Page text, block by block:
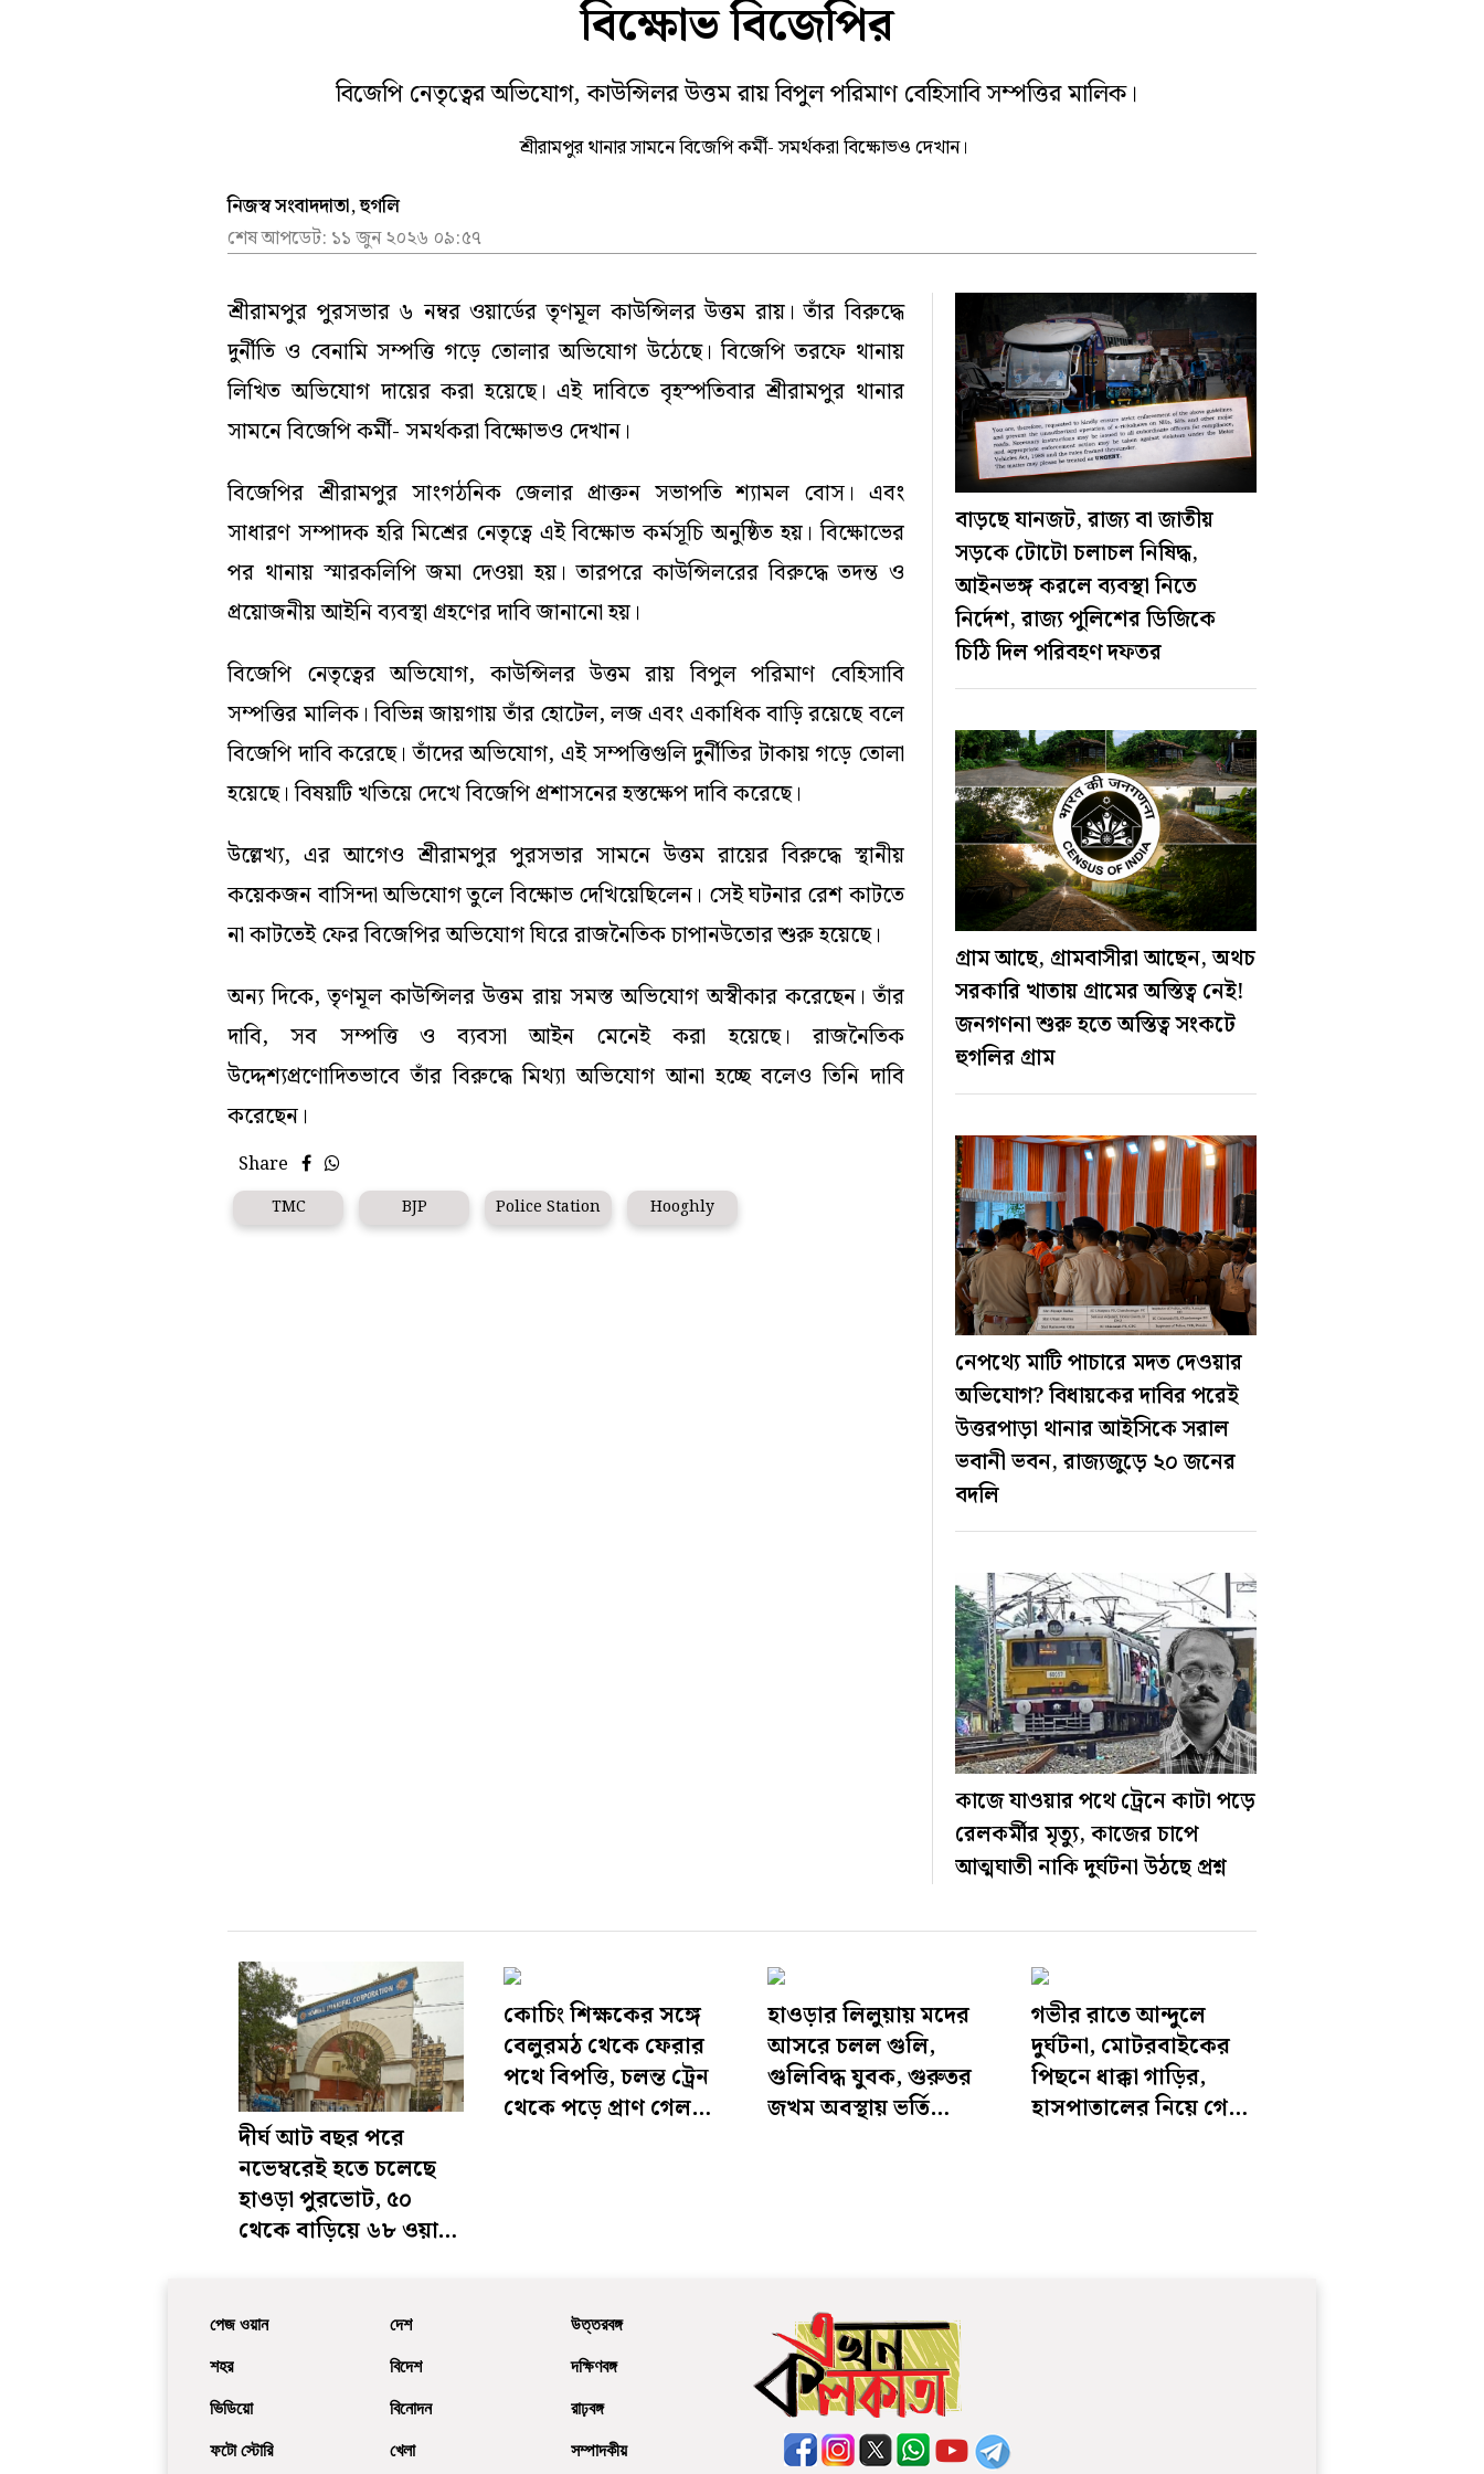
নির্বাচন ২০২৫
কোচবিহার
জলপাইগুড়ি
বিক্ষোভ বিজেপির
বিজেপি নেতৃত্বের অভিযোগ, কাউন্সিলর উত্তম রায় বিপুল পরিমাণ বেহিসাবি সম্পত্তির মালিক।
শ্রীরামপুর থানার সামনে বিজেপি কর্মী- সমর্থকরা বিক্ষোভও দেখান।
নিজস্ব সংবাদদাতা, হুগলি
শেষ আপডেট: ১১ জুন ২০২৬ ০৯:৫৭
শ্রীরামপুর পুরসভার ৬ নম্বর ওয়ার্ডের তৃণমূল কাউন্সিলর উত্তম রায়। তাঁর বিরুদ্ধে
দুর্নীতি ও বেনামি সম্পত্তি গড়ে তোলার অভিযোগ উঠেছে। বিজেপি তরফে থানায়
লিখিত অভিযোগ দায়ের করা হয়েছে। এই দাবিতে বৃহস্পতিবার শ্রীরামপুর থানার
সামনে বিজেপি কর্মী- সমর্থকরা বিক্ষোভও দেখান।
বিজেপির শ্রীরামপুর সাংগঠনিক জেলার প্রাক্তন সভাপতি শ্যামল বোস। এবং
সাধারণ সম্পাদক হরি মিশ্রের নেতৃত্বে এই বিক্ষোভ কর্মসূচি অনুষ্ঠিত হয়। বিক্ষোভের
পর থানায় স্মারকলিপি জমা দেওয়া হয়। তারপরে কাউন্সিলরের বিরুদ্ধে তদন্ত ও
প্রয়োজনীয় আইনি ব্যবস্থা গ্রহণের দাবি জানানো হয়।
বিজেপি নেতৃত্বের অভিযোগ, কাউন্সিলর উত্তম রায় বিপুল পরিমাণ বেহিসাবি
সম্পত্তির মালিক। বিভিন্ন জায়গায় তাঁর হোটেল, লজ এবং একাধিক বাড়ি রয়েছে বলে
বিজেপি দাবি করেছে। তাঁদের অভিযোগ, এই সম্পত্তিগুলি দুর্নীতির টাকায় গড়ে তোলা
হয়েছে। বিষয়টি খতিয়ে দেখে বিজেপি প্রশাসনের হস্তক্ষেপ দাবি করেছে।
উল্লেখ্য, এর আগেও শ্রীরামপুর পুরসভার সামনে উত্তম রায়ের বিরুদ্ধে স্থানীয়
কয়েকজন বাসিন্দা অভিযোগ তুলে বিক্ষোভ দেখিয়েছিলেন। সেই ঘটনার রেশ কাটতে
না কাটতেই ফের বিজেপির অভিযোগ ঘিরে রাজনৈতিক চাপানউতোর শুরু হয়েছে।
অন্য দিকে, তৃণমূল কাউন্সিলর উত্তম রায় সমস্ত অভিযোগ অস্বীকার করেছেন। তাঁর
দাবি, সব সম্পত্তি ও ব্যবসা আইন মেনেই করা হয়েছে। রাজনৈতিক
উদ্দেশ্যপ্রণোদিতভাবে তাঁর বিরুদ্ধে মিথ্যা অভিযোগ আনা হচ্ছে বলেও তিনি দাবি
করেছেন।
Share
TMC BJP Police Station Hooghly
বাড়ছে যানজট, রাজ‍্য বা জাতীয়
সড়কে টোটো চলাচল নিষিদ্ধ,
আইনভঙ্গ করলে ব‍্যবস্থা নিতে
নির্দেশ, রাজ‍্য পুলিশের ডিজিকে
চিঠি দিল পরিবহণ দফতর
গ্রাম আছে, গ্রামবাসীরা আছেন, অথচ
সরকারি খাতায় গ্রামের অস্তিত্ব নেই!
জনগণনা শুরু হতে অস্তিত্ব সংকটে
হুগলির গ্রাম
নেপথ‍্যে মাটি পাচারে মদত দেওয়ার
অভিযোগ? বিধায়কের দাবির পরেই
উত্তরপাড়া থানার আইসিকে সরাল
ভবানী ভবন, রাজ‍্যজুড়ে ২০ জনের
বদলি
কাজে যাওয়ার পথে ট্রেনে কাটা পড়ে
রেলকর্মীর মৃত্যু, কাজের চাপে
আত্মঘাতী নাকি দুর্ঘটনা উঠছে প্রশ্ন
দীর্ঘ আট বছর পরে
নভেম্বরেই হতে চলেছে
হাওড়া পুরভোট, ৫০
থেকে বাড়িয়ে ৬৮ ওয়ার্ড
কোচিং শিক্ষকের সঙ্গে
বেলুরমঠ থেকে ফেরার
পথে বিপত্তি, চলন্ত ট্রেন
থেকে পড়ে প্রাণ গেল
হাওড়ার লিলুয়ায় মদের
আসরে চলল গুলি,
গুলিবিদ্ধ যুবক, গুরুতর
জখম অবস্থায় ভর্তি
গভীর রাতে আন্দুলে
দুর্ঘটনা, মোটরবাইকের
পিছনে ধাক্কা গাড়ির,
হাসপাতালের নিয়ে গেলে
পেজ ওয়ান
শহর
ভিডিয়ো
ফটো স্টোরি
দেশ
বিদেশ
বিনোদন
খেলা
উত্তরবঙ্গ
দক্ষিণবঙ্গ
রাঢ়বঙ্গ
সম্পাদকীয়